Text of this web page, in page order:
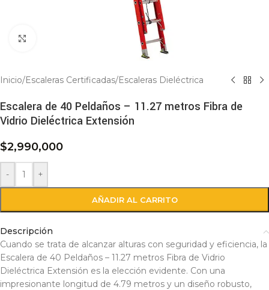
Inicio/Escaleras Certificadas/Escaleras Dieléctrica
Escalera de 40 Peldaños – 11.27 metros Fibra de
Vidrio Dieléctrica Extensión
$2,990,000
- +
AÑADIR AL CARRITO
Descripción
Cuando se trata de alcanzar alturas con seguridad y eficiencia, la
Escalera de 40 Peldaños – 11.27 metros Fibra de Vidrio
Dieléctrica Extensión es la elección evidente. Con una
impresionante longitud de 4.79 metros y un diseño robusto,